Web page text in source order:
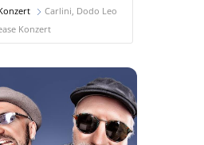
Carlini, Dodo Leo
Konzert